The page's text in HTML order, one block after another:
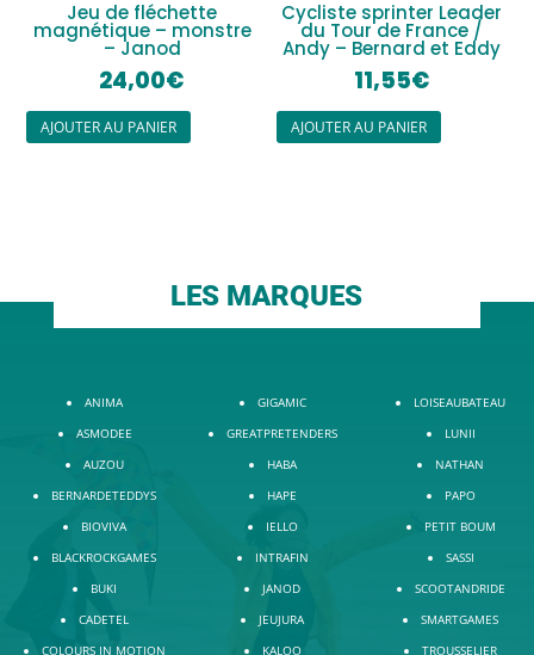
Jeu de fléchette
magnétique – monstre
– Janod
24,00€
AJOUTER AU PANIER
Cycliste sprinter Leader
du Tour de France /
Andy – Bernard et Eddy
11,55€
AJOUTER AU PANIER
LES MARQUES
ANIMA
ASMODEE
AUZOU
BERNARDETEDDYS
BIOVIVA
BLACKROCKGAMES
BUKI
CADETEL
COLOURS IN MOTION
GIGAMIC
GREATPRETENDERS
HABA
HAPE
IELLO
INTRAFIN
JANOD
JEUJURA
KALOO
LOISEAUBATEAU
LUNII
NATHAN
PAPO
PETIT BOUM
SASSI
SCOOTANDRIDE
SMARTGAMES
TROUSSELIER